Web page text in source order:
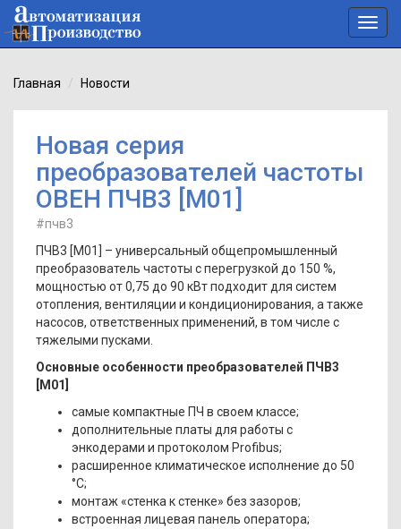
Главная Новости
Новая серия
преобразователей частоты
ОВЕН ПЧВ3 [М01]
#пчв3
ПЧВ3 [М01] – универсальный общепромышленный
преобразователь частоты с перегрузкой до 150 %,
мощностью от 0,75 до 90 кВт подходит для систем
отопления, вентиляции и кондиционирования, а также
насосов, ответственных применений, в том числе с
тяжелыми пусками.
Основные особенности преобразователей ПЧВ3
[М01]
самые компактные ПЧ в своем классе;
дополнительные платы для работы с
энкодерами и протоколом Profibus;
расширенное климатическое исполнение до 50
°С;
монтаж «стенка к стенке» без зазоров;
встроенная лицевая панель оператора;